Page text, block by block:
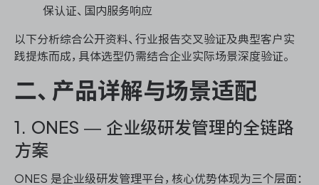
保认证、国内服务响应
以下分析综合公开资料、行业报告交叉验证及典型客户实
践提炼而成，具体选型仍需结合企业实际场景深度验证。
二、产品详解与场景适配
1. ONES — 企业级研发管理的全链路
方案
ONES 是企业级研发管理平台，核心优势体现为三个层面：